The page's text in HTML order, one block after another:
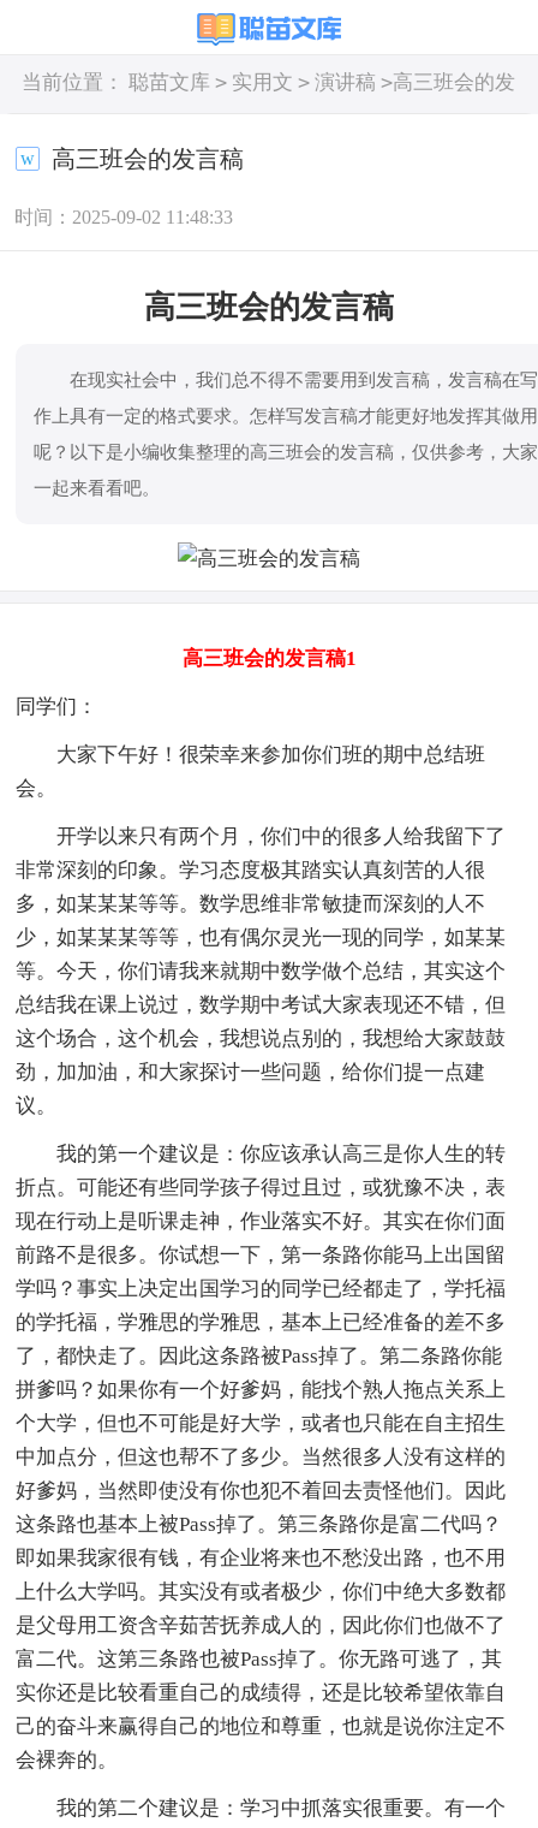
当前位置： 聪苗文库 > 实用文 > 演讲稿 >高三班会的发
高三班会的发言稿
时间：2025-09-02 11:48:33
高三班会的发言稿
在现实社会中，我们总不得不需要用到发言稿，发言稿在写
作上具有一定的格式要求。怎样写发言稿才能更好地发挥其做用
呢？以下是小编收集整理的高三班会的发言稿，仅供参考，大家
一起来看看吧。
高三班会的发言稿1
同学们：
大家下午好！很荣幸来参加你们班的期中总结班
会。
开学以来只有两个月，你们中的很多人给我留下了
非常深刻的印象。学习态度极其踏实认真刻苦的人很
多，如某某某等等。数学思维非常敏捷而深刻的人不
少，如某某某等等，也有偶尔灵光一现的同学，如某某
等。今天，你们请我来就期中数学做个总结，其实这个
总结我在课上说过，数学期中考试大家表现还不错，但
这个场合，这个机会，我想说点别的，我想给大家鼓鼓
劲，加加油，和大家探讨一些问题，给你们提一点建
议。
我的第一个建议是：你应该承认高三是你人生的转
折点。可能还有些同学孩子得过且过，或犹豫不决，表
现在行动上是听课走神，作业落实不好。其实在你们面
前路不是很多。你试想一下，第一条路你能马上出国留
学吗？事实上决定出国学习的同学已经都走了，学托福
的学托福，学雅思的学雅思，基本上已经准备的差不多
了，都快走了。因此这条路被Pass掉了。第二条路你能
拼爹吗？如果你有一个好爹妈，能找个熟人拖点关系上
个大学，但也不可能是好大学，或者也只能在自主招生
中加点分，但这也帮不了多少。当然很多人没有这样的
好爹妈，当然即使没有你也犯不着回去责怪他们。因此
这条路也基本上被Pass掉了。第三条路你是富二代吗？
即如果我家很有钱，有企业将来也不愁没出路，也不用
上什么大学吗。其实没有或者极少，你们中绝大多数都
是父母用工资含辛茹苦抚养成人的，因此你们也做不了
富二代。这第三条路也被Pass掉了。你无路可逃了，其
实你还是比较看重自己的成绩得，还是比较希望依靠自
己的奋斗来赢得自己的地位和尊重，也就是说你注定不
会裸奔的。
我的第二个建议是：学习中抓落实很重要。有一个